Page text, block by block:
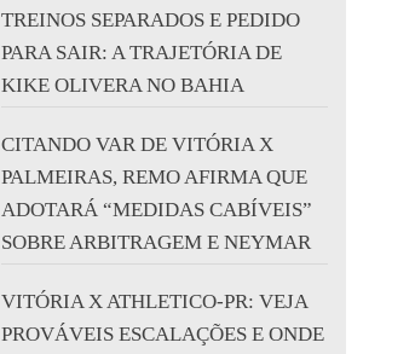
TREINOS SEPARADOS E PEDIDO
PARA SAIR: A TRAJETÓRIA DE
KIKE OLIVERA NO BAHIA
CITANDO VAR DE VITÓRIA X
PALMEIRAS, REMO AFIRMA QUE
ADOTARÁ “MEDIDAS CABÍVEIS”
SOBRE ARBITRAGEM E NEYMAR
VITÓRIA X ATHLETICO-PR: VEJA
PROVÁVEIS ESCALAÇÕES E ONDE